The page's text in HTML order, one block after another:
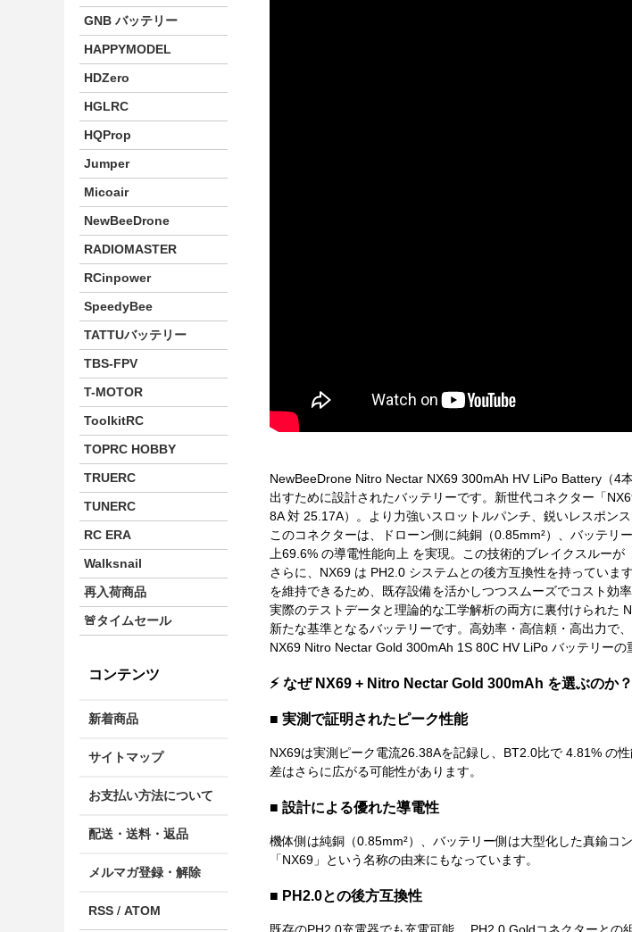
NewBeeDrone Nitro Nectar NX69 300mAh HV LiPo Battery（4
出すために設計されたバッテリーです。新世代コネクター「
8A 対 25.17A）。より力強いスロットルパンチ、鋭いレスポン
このコネクターは、ドローン側に純銅（0.85mm²）、バッテ
上69.6% の導電性能向上 を実現。この技術的ブレイクスルーが
さらに、NX69 は PH2.0 システムとの後方互換性を持ってい
を維持できるため、既存設備を活かしつつスムーズでコスト効
実際のテストデータと理論的な工学解析の両方に裏付けられた
新たな基準となるバッテリーです。高効率・高信頼・高出力で
NX69 Nitro Nectar Gold 300mAh 1S 80C HV LiPo バッテリーの
⚡ なぜ NX69 + Nitro Nectar Gold 300mAh を選ぶのか？
■ 実測で証明されたピーク性能
NX69は実測ピーク電流26.38Aを記録し、BT2.0比で 4.81% の
差はさらに広がる可能性があります。
■ 設計による優れた導電性
機体側は純銅（0.85mm²）、バッテリー側は大型化した真鍮コ
「NX69」という名称の由来にもなっています。
■ PH2.0との後方互換性
GNB バッテリー
HAPPYMODEL
HDZero
HGLRC
HQProp
Jumper
Micoair
NewBeeDrone
RADIOMASTER
RCinpower
SpeedyBee
TATTUバッテリー
TBS-FPV
T-MOTOR
ToolkitRC
TOPRC HOBBY
TRUERC
TUNERC
RC ERA
Walksnail
再入荷商品
🚨タイムセール
コンテンツ
新着商品
サイトマップ
お支払い方法について
配送・送料・返品
メルマガ登録・解除
RSS / ATOM